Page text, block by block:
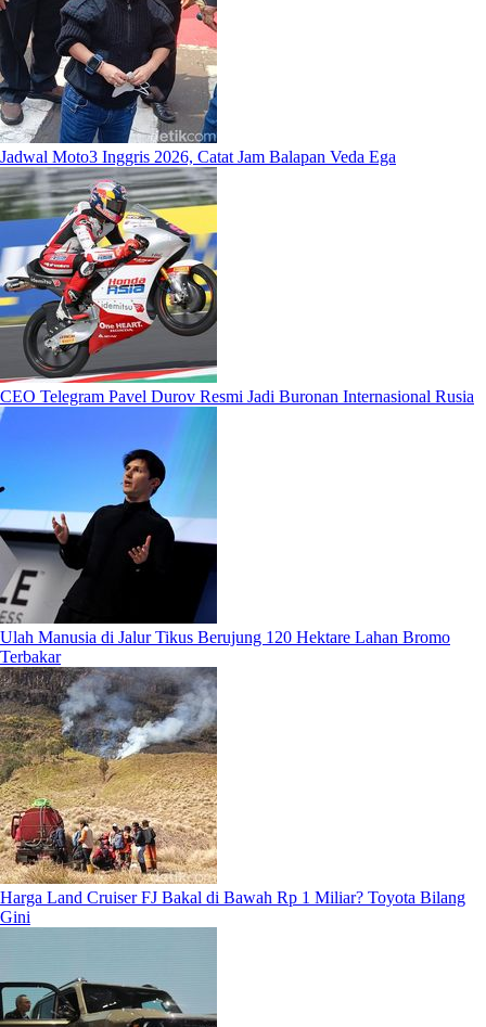
Jadwal Moto3 Inggris 2026, Catat Jam Balapan Veda Ega
CEO Telegram Pavel Durov Resmi Jadi Buronan Internasional Rusia
Ulah Manusia di Jalur Tikus Berujung 120 Hektare Lahan Bromo
Terbakar
Harga Land Cruiser FJ Bakal di Bawah Rp 1 Miliar? Toyota Bilang
Gini